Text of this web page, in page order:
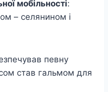
мобільності:
– селянином і
певну
став гальмом для